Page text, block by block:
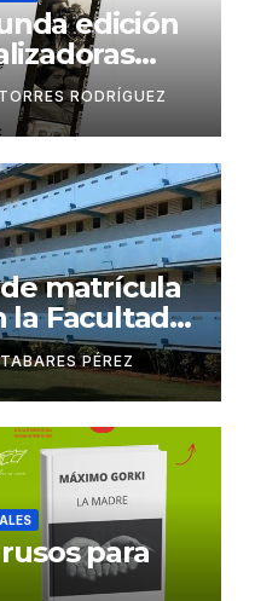
edición
RODRÍGUEZ
matrícula
la Facultad
PÉREZ
para